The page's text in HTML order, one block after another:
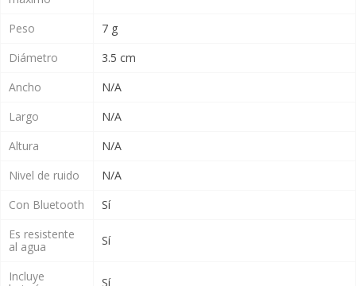
Peso
7 g
Diámetro
3.5 cm
Ancho
N/A
Largo
N/A
Altura
N/A
Nivel de ruido
N/A
Con Bluetooth
Sí
Es resistente
al agua
Sí
Incluye
Sí